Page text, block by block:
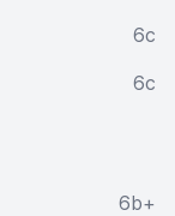
6c
6c
6b+